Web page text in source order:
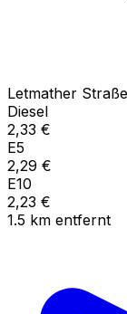
Letmather Straße
Diesel
2,33 €
E5
2,29 €
E10
2,23 €
1.5 km entfernt